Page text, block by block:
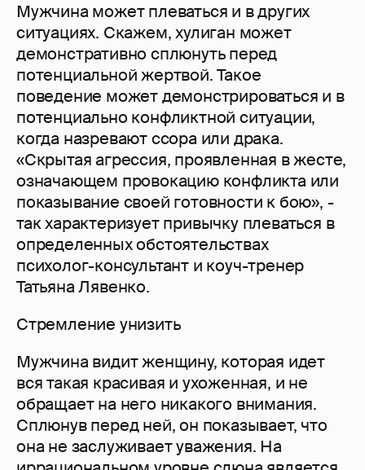
Мужчина может плеваться и в других
ситуациях. Скажем, хулиган может
демонстративно сплюнуть перед
потенциальной жертвой. Такое
поведение может демонстрироваться и в
потенциально конфликтной ситуации,
когда назревают ссора или драка.
«Скрытая агрессия, проявленная в жесте,
означающем провокацию конфликта или
показывание своей готовности к бою», -
так характеризует привычку плеваться в
определенных обстоятельствах
психолог-консультант и коуч-тренер
Татьяна Лявенко.
Стремление унизить
Мужчина видит женщину, которая идет
вся такая красивая и ухоженная, и не
обращает на него никакого внимания.
Сплюнув перед ней, он показывает, что
она не заслуживает уважения. На